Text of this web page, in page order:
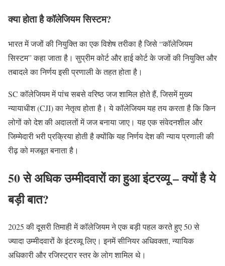
क्या होता है कॉलेजियम सिस्टम?
भारत में जजों की नियुक्ति का एक विशेष तरीका है जिसे “कॉलेजियम
सिस्टम” कहा जाता है। सुप्रीम कोर्ट और हाई कोर्ट के जजों की नियुक्ति और
तबादले का निर्णय इसी प्रणाली के तहत होता है।
SC कॉलेजियम में पांच सबसे वरिष्ठ जज शामिल होते हैं, जिसमें मुख्य
न्यायाधीश (CJI) का नेतृत्व होता है। ये कॉलेजियम यह तय करता है कि किन
लोगों को देश की अदालतों में जज बनाया जाए। यह एक संवेदनशील और
जिम्मेदारी भरी प्रक्रिया होती है क्योंकि यह निर्णय देश की न्याय प्रणाली की
रीढ़ को मजबूत बनाता है।
50 से अधिक उम्मीदवारों का हुआ इंटरव्यू – क्यों है ये
बड़ी बात?
2025 की दूसरी तिमाही में कॉलेजियम ने एक बड़ी पहल करते हुए 50 से
ज्यादा उम्मीदवारों के इंटरव्यू लिए। इनमें सीनियर अधिवक्ता, न्यायिक
अधिकारी और रजिस्ट्रार स्तर के लोग शामिल थे।